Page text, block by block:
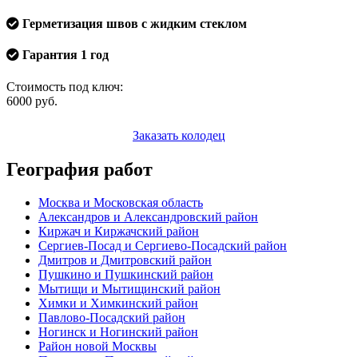
Герметизация швов с жидким стеклом
Гарантия 1 год
Стоимость под ключ:
6000 руб.
Заказать колодец
География работ
Москва и Московская область
Александров и Александровский район
Киржач и Киржачский район
Сергиев-Посад и Сергиево-Посадский район
Дмитров и Дмитровский район
Пушкино и Пушкинский район
Мытищи и Мытищинский район
Химки и Химкинский район
Павлово-Посадский район
Ногинск и Ногинский район
Район новой Москвы